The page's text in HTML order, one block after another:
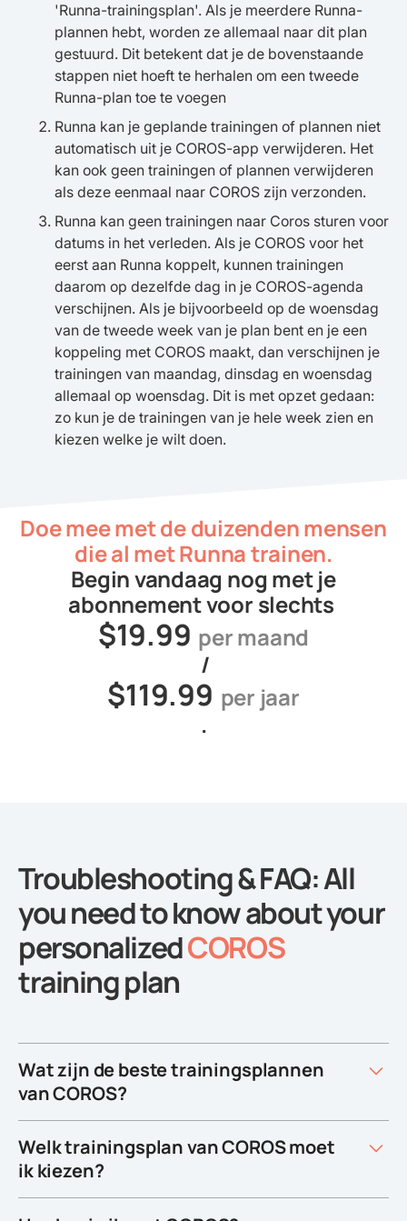
'Runna-trainingsplan'. Als je meerdere Runna-
plannen hebt, worden ze allemaal naar dit plan
gestuurd. Dit betekent dat je de bovenstaande
stappen niet hoeft te herhalen om een tweede
Runna-plan toe te voegen
Runna kan je geplande trainingen of plannen niet
automatisch uit je COROS-app verwijderen. Het
kan ook geen trainingen of plannen verwijderen
als deze eenmaal naar COROS zijn verzonden.
Runna kan geen trainingen naar Coros sturen voor
datums in het verleden. Als je COROS voor het
eerst aan Runna koppelt, kunnen trainingen
daarom op dezelfde dag in je COROS-agenda
verschijnen. Als je bijvoorbeeld op de woensdag
van de tweede week van je plan bent en je een
koppeling met COROS maakt, dan verschijnen je
trainingen van maandag, dinsdag en woensdag
allemaal op woensdag. Dit is met opzet gedaan:
zo kun je de trainingen van je hele week zien en
kiezen welke je wilt doen.
Doe mee met de duizenden mensen
die al met Runna trainen.
Begin vandaag nog met je
abonnement voor slechts
$19.99 per maand
/
$119.99 per jaar
.
Troubleshooting & FAQ: All
you need to know about your
personalizedCOROS
training plan
Wat zijn de beste trainingsplannen
van COROS?
Welk trainingsplan van COROS moet
ik kiezen?